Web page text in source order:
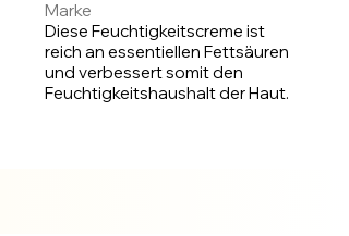
Marke
Diese Feuchtigkeitscreme ist
reich an essentiellen Fettsäuren
und verbessert somit den
Feuchtigkeitshaushalt der Haut.